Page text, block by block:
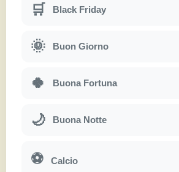
🛒 Black Friday
🌞 Buon Giorno
🍀 Buona Fortuna
🌙 Buona Notte
⚽ Calcio